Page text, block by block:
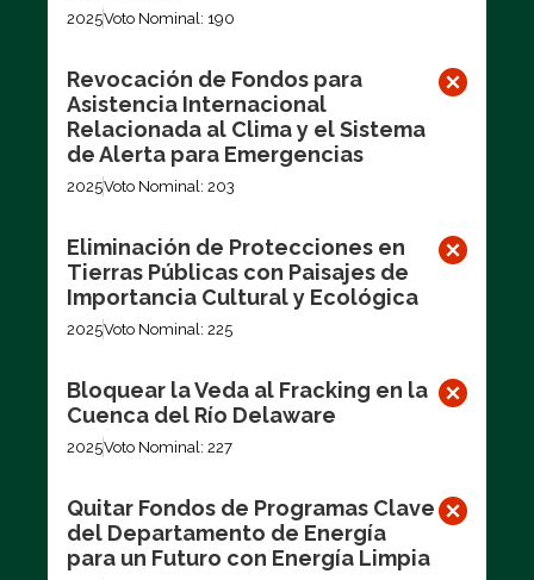
2025Voto Nominal: 190
Revocación de Fondos para
Asistencia Internacional
Relacionada al Clima y el Sistema
de Alerta para Emergencias
2025Voto Nominal: 203
Eliminación de Protecciones en
Tierras Públicas con Paisajes de
Importancia Cultural y Ecológica
2025Voto Nominal: 225
Bloquear la Veda al Fracking en la
Cuenca del Río Delaware
2025Voto Nominal: 227
Quitar Fondos de Programas Clave
del Departamento de Energía
para un Futuro con Energía Limpia